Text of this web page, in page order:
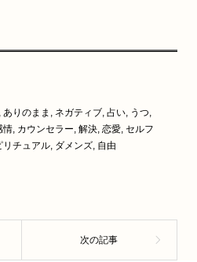
ありのまま ネガティブ, 占い, うつ
情, カウンセラー 解決, 恋愛, セルフ
リチュアル, ダメンズ, 自由